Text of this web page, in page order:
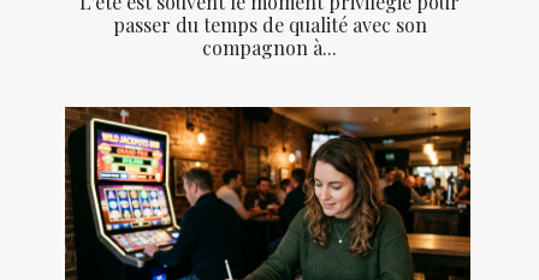
passer du temps de qualité avec son
compagnon à...